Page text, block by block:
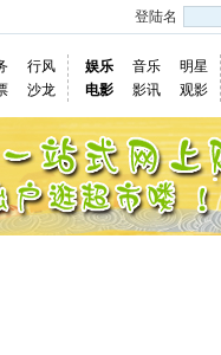
登陆名
行风
沙龙
娱乐 音乐
明星
电影
影讯 观影